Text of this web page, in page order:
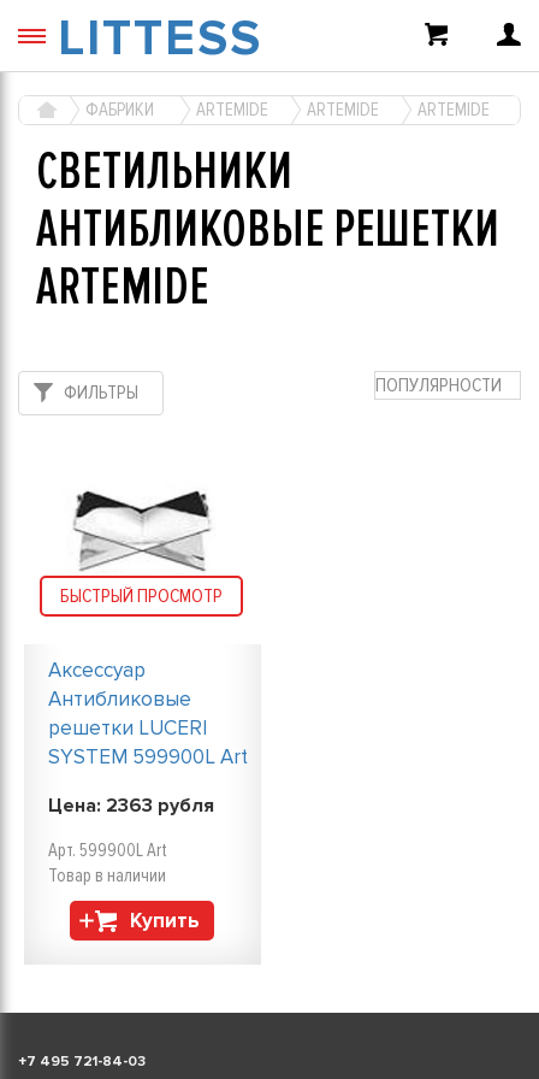
LITTESS
ФАБРИКИ ARTEMIDE ARTEMIDE ARTEMIDE
СВЕТИЛЬНИКИ
АНТИБЛИКОВЫЕ РЕШЕТКИ
ARTEMIDE
ПОПУЛЯРНОСТИ
ФИЛЬТРЫ
БЫСТРЫЙ ПРОСМОТР
Аксессуар
Антибликовые
решетки LUCERI
SYSTEM 599900L Art
Цена: 2363 рубля
Арт. 599900L Art
Товар в наличии
Купить
+7 495 721-84-03